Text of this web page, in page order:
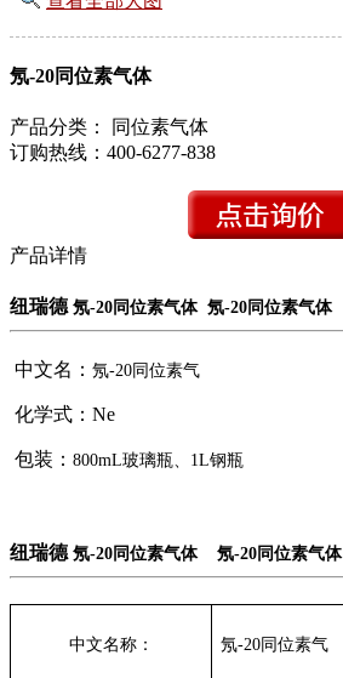
氖-20同位素气体
产品分类：
同位素气体
订购热线： 400-6277-838
产品详情
纽瑞德 氖-20 同位素气体 氖-20 同位素气体
中文名： 氖-20 同位素气
化学式：Ne
包装： 800mL玻璃瓶、 1L钢瓶
纽瑞德 氖-20同位素气体 氖-20同位素气体
中文名称： 氖-20 同位素气